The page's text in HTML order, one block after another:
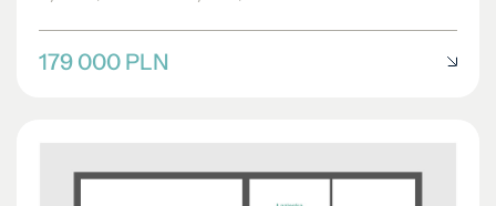
179 000 PLN